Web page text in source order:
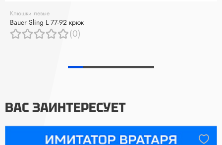
Клюшки левые
Bauer Sling L 77-92 крюк
(0)
ВАС ЗАИНТЕРЕСУЕТ